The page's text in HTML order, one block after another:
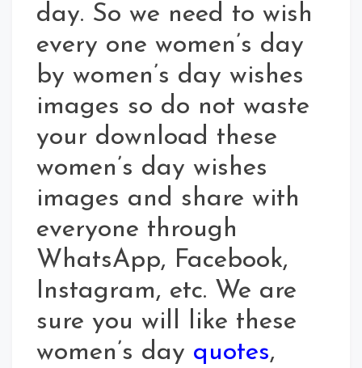
day. So we need to wish
every one women’s day
by women’s day wishes
images so do not waste
your download these
women’s day wishes
images and share with
everyone through
WhatsApp, Facebook,
Instagram, etc. We are
sure you will like these
women’s day quotes,